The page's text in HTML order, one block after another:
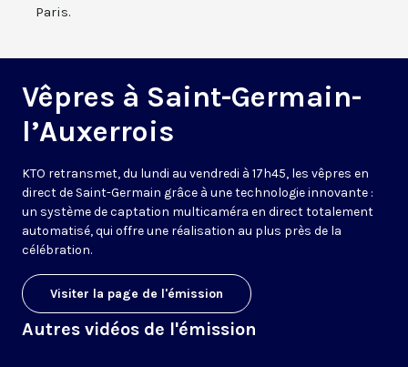
Paris.
Vêpres à Saint-Germain-
l’Auxerrois
KTO retransmet, du lundi au vendredi à 17h45, les vêpres en
direct de Saint-Germain grâce à une technologie innovante :
un système de captation multicaméra en direct totalement
automatisé, qui offre une réalisation au plus près de la
célébration.
Visiter la page de l'émission
Autres vidéos de l'émission